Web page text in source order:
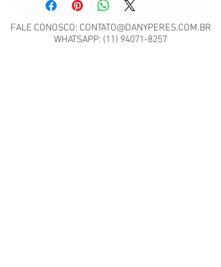
FALE CONOSCO: CONTATO@DANYPERES.COM.BR
WHATSAPP: (11) 94071-8257